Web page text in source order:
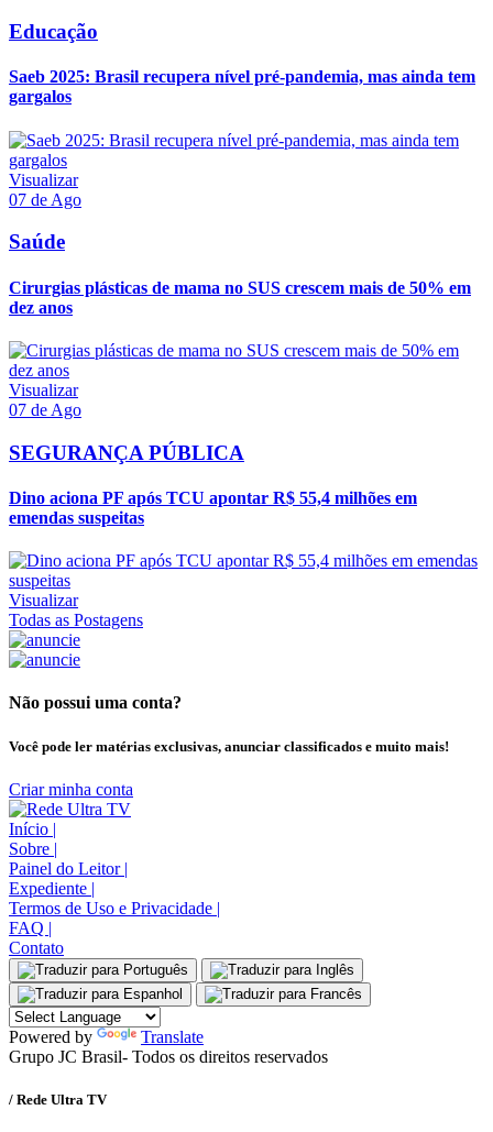
Educação
Saeb 2025: Brasil recupera nível pré-pandemia, mas ainda tem
gargalos
Visualizar
07 de Ago
Saúde
Cirurgias plásticas de mama no SUS crescem mais de 50% em
dez anos
Visualizar
07 de Ago
SEGURANÇA PÚBLICA
Dino aciona PF após TCU apontar R$ 55,4 milhões em
emendas suspeitas
Visualizar
Todas as Postagens
Não possui uma conta?
Você pode ler matérias exclusivas, anunciar classificados e muito mais!
Criar minha conta
Início |
Sobre |
Painel do Leitor |
Expediente |
Termos de Uso e Privacidade |
FAQ |
Contato
Powered by
Translate
Grupo JC Brasil- Todos os direitos reservados
/ Rede Ultra TV